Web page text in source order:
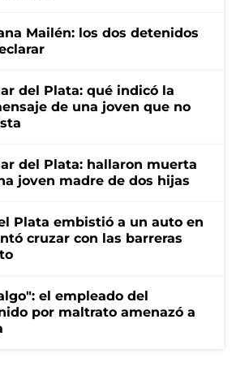
Mailén: los dos detenidos
del Plata: qué indicó la
de una joven que no
del Plata: hallaron muerta
joven madre de dos hijas
Plata embistió a un auto en
cruzar con las barreras
el empleado del
por maltrato amenazó a